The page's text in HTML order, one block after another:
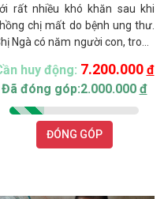
rất nhiều khó khăn sau khi
chị mất do bệnh ung thư.
Ngà có năm người con, trong
đứa nhỏ nhất mới sinh năm
2023. Con trai lớn của chị đã
phải nghỉ học để phụ giúp gia
đình và chăm sóc cha bệnh, hiện
tại trở thành lao động chính
huy động: 7.200.000 đ
Đã đóng góp:2.000.000 đ
ĐÓNG GÓP